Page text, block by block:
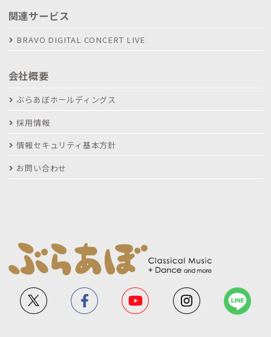
関連サービス
BRAVO DIGITAL CONCERT LIVE
会社概要
ぶらあぼホールディングス
採用情報
情報セキュリティ基本方針
お問い合わせ